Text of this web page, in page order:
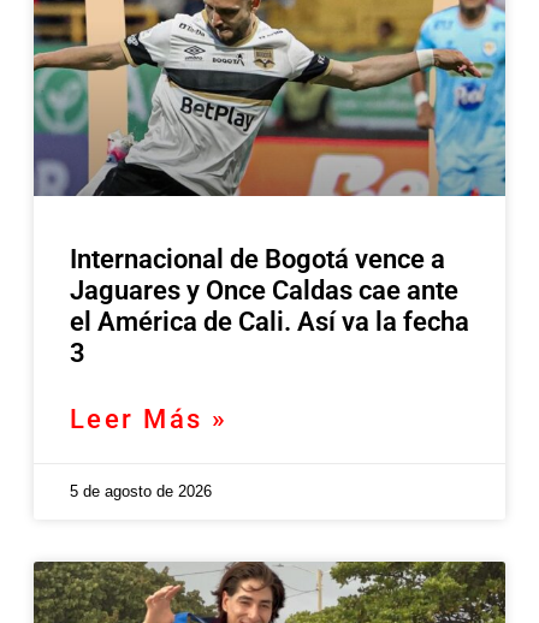
Internacional de Bogotá vence a
Jaguares y Once Caldas cae ante
el América de Cali. Así va la fecha
3
Leer Más »
5 de agosto de 2026